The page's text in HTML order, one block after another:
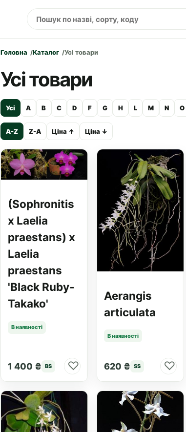
Головна Каталог Усі товари
Усі товари
Усі A B C D F G H L M N O
A-Z Z-A Ціна ↑ Ціна ↓
(Sophronitis
x Laelia
praestans) x
Laelia
praestans
'Black Ruby-
Takako'
В наявності
1 400 ₴ BS ♡
Aerangis
articulata
В наявності
620 ₴ SS ♡